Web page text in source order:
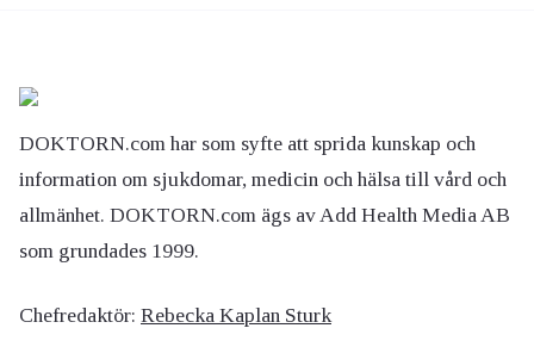
DOKTORN.com har som syfte att sprida kunskap och
information om sjukdomar, medicin och hälsa till vård och
allmänhet. DOKTORN.com ägs av Add Health Media AB
som grundades 1999.
Chefredaktör: Rebecka Kaplan Sturk